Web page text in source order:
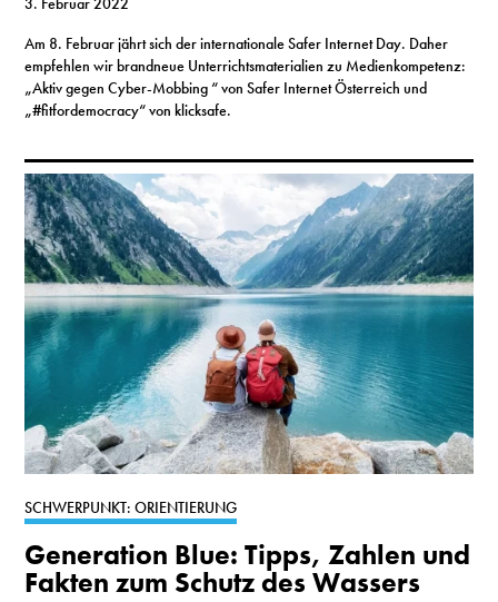
Am 8. Februar jährt sich der internationale Safer Internet Day. Daher
empfehlen wir brandneue Unterrichtsmaterialien zu Medienkompetenz:
„Aktiv gegen Cyber-Mobbing “ von Safer Internet Österreich und
„#fitfordemocracy“ von klicksafe.
SCHWERPUNKT: ORIENTIERUNG
Generation Blue: Tipps, Zahlen und
Fakten zum Schutz des Wassers